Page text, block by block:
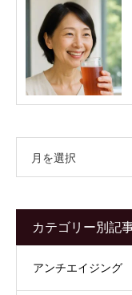
月を選択
カテゴリー別記
アンチエイジング